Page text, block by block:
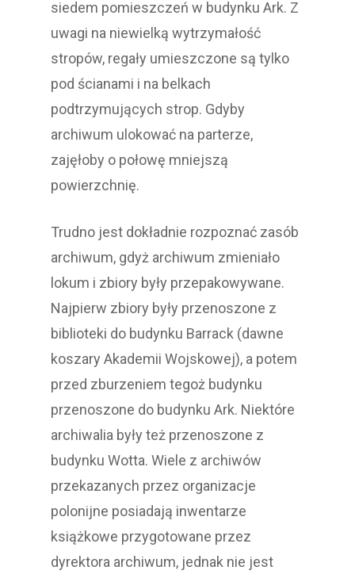
siedem pomieszczeń w budynku Ark. Z
uwagi na niewielką wytrzymałość
stropów, regały umieszczone są tylko
pod ścianami i na belkach
podtrzymujących strop. Gdyby
archiwum ulokować na parterze,
zajęłoby o połowę mniejszą
powierzchnię.
Trudno jest dokładnie rozpoznać zasób
archiwum, gdyż archiwum zmieniało
lokum i zbiory były przepakowywane.
Najpierw zbiory były przenoszone z
biblioteki do budynku Barrack (dawne
koszary Akademii Wojskowej), a potem
przed zburzeniem tegoż budynku
przenoszone do budynku Ark. Niektóre
archiwalia były też przenoszone z
budynku Wotta. Wiele z archiwów
przekazanych przez organizacje
polonijne posiadają inwentarze
książkowe przygotowane przez
dyrektora archiwum, jednak nie jest